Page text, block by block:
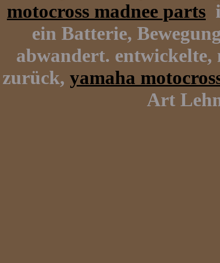
motocross madnee parts
ein Batterie,
abwandert.
zurück, yamaha
Art